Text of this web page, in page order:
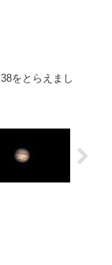
をとらえまし